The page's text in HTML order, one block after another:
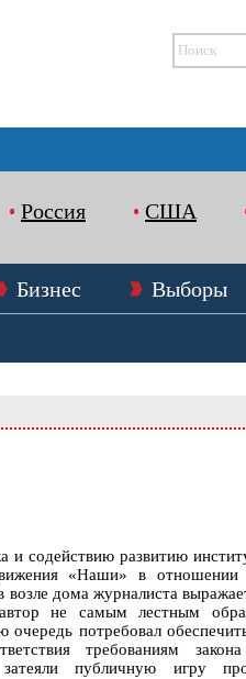
Россия США
Бизнес Выборы
содействию развитию
«Наши» в отношении
дома журналиста
не самым лестным
потребовал
требованиям
затеяли публичную игру